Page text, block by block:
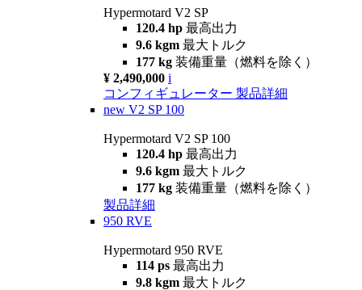
Hypermotard V2 SP
120.4 hp 最高出力
9.6 kgm 最大トルク
177 kg 装備重量（燃料を除く）
¥ 2,490,000 i
コンフィギュレーター 製品詳細
new V2 SP 100
Hypermotard V2 SP 100
120.4 hp 最高出力
9.6 kgm 最大トルク
177 kg 装備重量（燃料を除く）
製品詳細
950 RVE
Hypermotard 950 RVE
114 ps 最高出力
9.8 kgm 最大トルク